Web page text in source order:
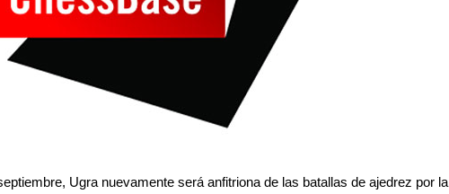
Ugra nuevamente será anfitriona de las batallas de ajedrez por la